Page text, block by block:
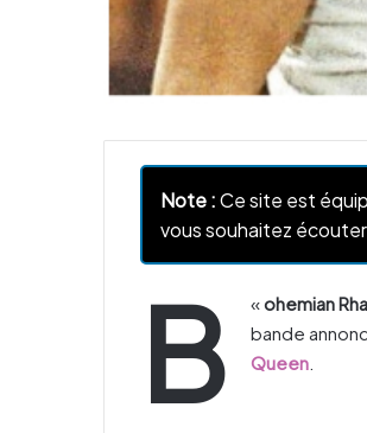
Note :Ce site est
vous souhaitez
«
B ohemian
bande
Queen